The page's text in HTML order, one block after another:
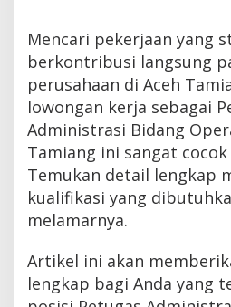
Mencari pekerjaan yang
berkontribusi langsung
perusahaan di Aceh
lowongan kerja sebagai
Administrasi Bidang
Tamiang ini sangat
Temukan detail lengkap
kualifikasi yang
melamarnya.
Artikel ini akan
lengkap bagi Anda yang